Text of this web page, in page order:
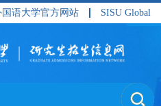
语大学官方网站 SISU Global